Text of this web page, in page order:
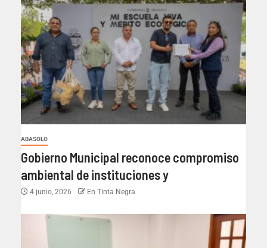
ABASOLO
Gobierno Municipal reconoce compromiso
ambiental de instituciones y
4 junio, 2026 En Tinta Negra